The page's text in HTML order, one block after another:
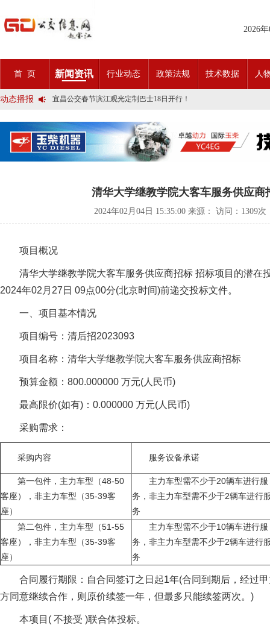
2026
首 页 新闻资讯 行业动态 政策法规 技术数据 人
动态播报
第九届公交都市发展论坛 (深圳)邀请函
石河子市公交公司荣获全国五一劳动奖状
宜昌公交春节滨江观光定制巴士18日开行！
创新 实践 沟通 | 聚焦「智慧公交」目标 助推公交转型发展——沪苏
岁月为鉴人民为证，百年北京公交实现历史性跨越！
今日生效！新《安全生产法》处罚条款对照
交通运输部、科学技术部发布关于科技创新驱动加快建设交通强国
2025市民出行新方案 | 久事公交开通首条需求响应式定制班线
石河子市公交公司荣获全国五一劳动奖状
宜昌公交春节滨江观光定制巴士18日开行！
传承张謇精神•厚植为民情怀•党建引领前行•文化润企发展——南通
交通运输部、科学技术部发布关于科技创新驱动加快建设交通强国
清华大学继教学院大客车服务供应商
2024年02月04日 15:35:00 来源： 访问： 1309次
项目概况
清华大学继教学院大客车服务供应商招标 招标项目的潜在
2024年02月27日 09点00分(北京时间)前递交投标文件。
一、项目基本情况
项目编号：清后招2023093
项目名称：清华大学继教学院大客车服务供应商招标
预算金额：800.000000 万元(人民币)
最高限价(如有)：0.000000 万元(人民币)
采购需求：
采购内容 服务设备承诺
第一包件，主力车型（48-50
客座），非主力车型（35-39客
座）
主力车型需不少于20辆车进行服
务，非主力车型需不少于2辆车进行
务
第二包件，主力车型（51-55
客座），非主力车型（35-39客
座）
主力车型需不少于10辆车进行服
务，非主力车型需不少于2辆车进行
务
合同履行期限：自合同签订之日起1年(合同到期后，经过
方同意继续合作，则原价续签一年，但最多只能续签两次。)
本项目( 不接受 )联合体投标。